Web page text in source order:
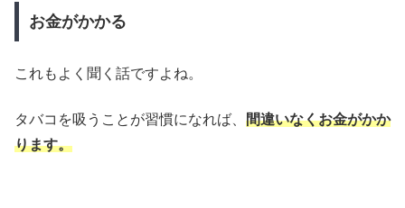
お金がかかる
これもよく聞く話ですよね。
タバコを吸うことが習慣になれば、 間違いなくお金がかか
ります。